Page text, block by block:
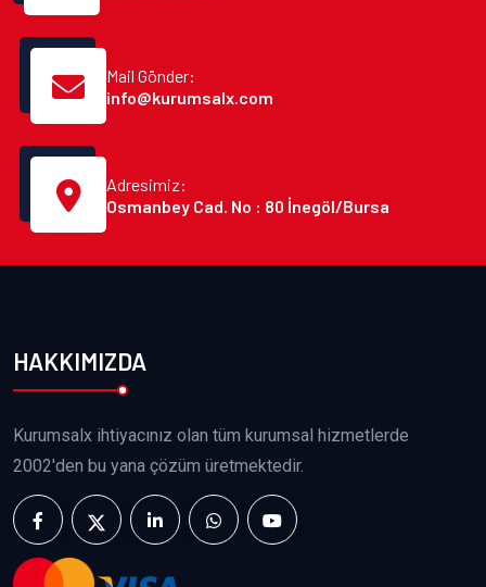
Mail Gönder:
info@kurumsalx.com
Adresimiz:
Osmanbey Cad. No : 80 İnegöl/Bursa
HAKKIMIZDA
Kurumsalx ihtiyacınız olan tüm kurumsal hizmetlerde
2002'den bu yana çözüm üretmektedir.